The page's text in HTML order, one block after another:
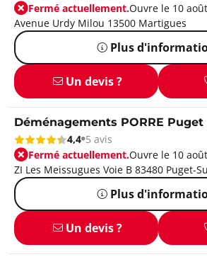
Fermé actuellement.Ouvre le 10
Avenue Urdy Milou 13500 Martigues
Plus
Un devis ?
Déménagements PORRE
4,4 5 avis
Fermé actuellement.Ouvre le 10
ZI Les Meissugues Voie B 83480 Puget-
Plus
Un devis ?